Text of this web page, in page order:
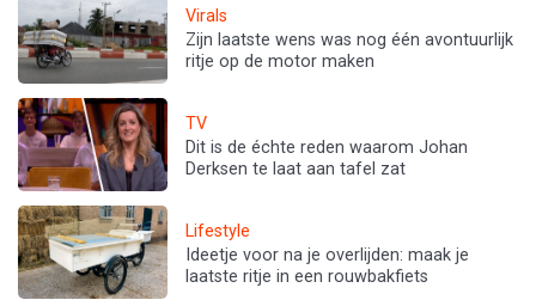
Virals
Zijn laatste wens was nog één avontuurlijk
ritje op de motor maken
TV
Dit is de échte reden waarom Johan
Derksen te laat aan tafel zat
Lifestyle
Ideetje voor na je overlijden: maak je
laatste ritje in een rouwbakfiets